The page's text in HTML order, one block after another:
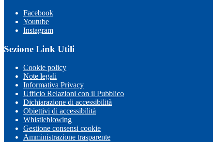
Facebook
Youtube
Instagram
Sezione Link Utili
Cookie policy
Note legali
Informativa Privacy
Ufficio Relazioni con il Pubblico
Dichiarazione di accessibilità
Obiettivi di accessibilità
Whistleblowing
Gestione consensi cookie
Amministrazione trasparente